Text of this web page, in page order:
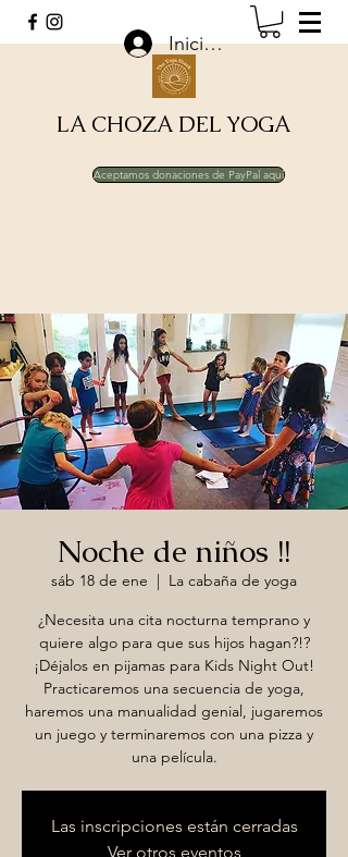
LA CHOZA DEL YOGA
Aceptamos donaciones de PayPal aquí
Iniciar sesión
Noche de niños !!
sáb 18 de ene
  |
La cabaña de yoga
¿Necesita una cita nocturna temprano y
quiere algo para que sus hijos hagan?!?
¡Déjalos en pijamas para Kids Night Out!
Practicaremos una secuencia de yoga,
haremos una manualidad genial, jugaremos
un juego y terminaremos con una pizza y
una película.
Las inscripciones están cerradas
Ver otros eventos